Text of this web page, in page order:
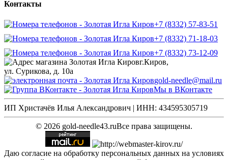
Контакты
+7 (8332) 57-83-51
+7 (8332) 71-18-03
+7 (8332) 73-12-09
г.Киров,
ул. Сурикова, д. 10а
gold-needle@mail.ru
Мы в ВКонтакте
ИП Христачёв Илья Александрович | ИНН: 434595305719
© 2026 gold-needle43.ruВсе права защищены.
Даю согласие на обработку персональных данных на условиях